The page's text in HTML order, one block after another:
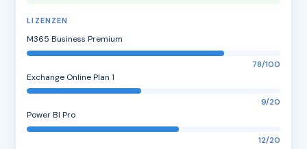
LIZENZEN
M365 Business Premium
78/100
Exchange Online Plan 1
9/20
Power BI Pro
12/20